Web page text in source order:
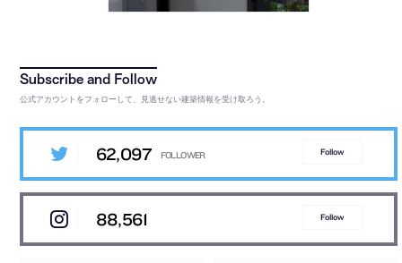
公式アカウントをフォローして、見逃せない建築情報を受け取ろう。
62,097 Follow
88,561 Follow